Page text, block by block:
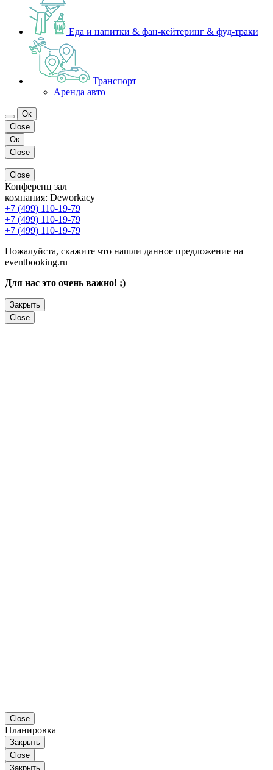
Еда и напитки & фан-кейтеринг & фуд-траки
Транспорт
Аренда авто
Ок
Close
Ок
Close
Close
Конференц зал
компания: Deworkacy
+7 (499) 110-19-79
+7 (499) 110-19-79
+7 (499) 110-19-79
Пожалуйста, скажите что нашли данное предложение на
eventbooking.ru
Для нас это очень важно! ;)
Закрыть
Close
Close
Планировка
Закрыть
Close
Закрыть